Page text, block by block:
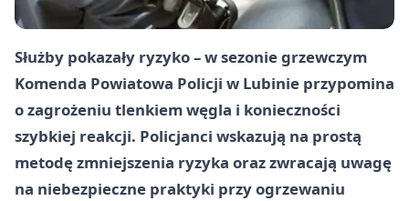
Służby pokazały ryzyko – w sezonie grzewczym
Komenda Powiatowa Policji w Lubinie przypomina
o zagrożeniu tlenkiem węgla i konieczności
szybkiej reakcji. Policjanci wskazują na prostą
metodę zmniejszenia ryzyka oraz zwracają uwagę
na niebezpieczne praktyki przy ogrzewaniu